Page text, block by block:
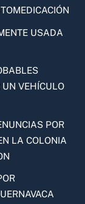
USADA
UN VEHÍCULO
POR
LA COLONIA